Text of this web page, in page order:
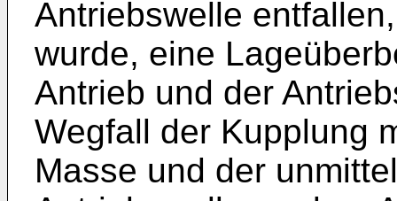
Antriebswelle
wurde, eine
Antrieb und der
Wegfall der Kupplung
Masse und der